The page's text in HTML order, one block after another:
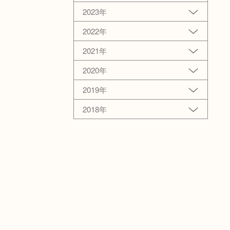
2023年
2022年
2021年
2020年
2019年
2018年